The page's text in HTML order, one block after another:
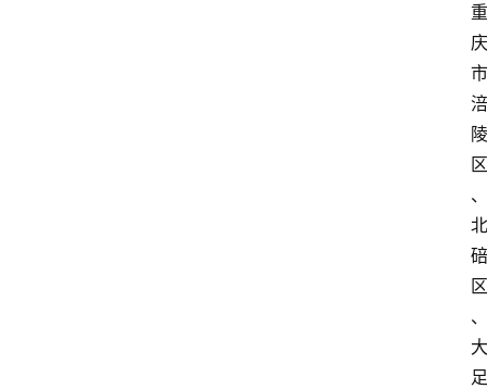
重
庆
市
涪
陵
区
、
北
碚
区
、
大
足